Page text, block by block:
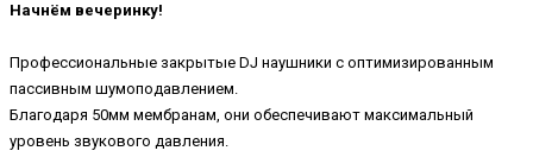
Начнём вечеринку!
Профессиональные закрытые DJ наушники с оптимизированным
пассивным шумоподавлением.
Благодаря 50мм мембранам, они обеспечивают максимальный
уровень звукового давления.